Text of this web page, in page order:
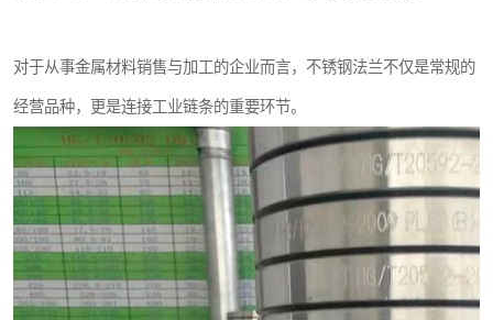
对于从事金属材料销售与加工的企业而言，不锈钢法兰不仅是常规的
经营品种，更是连接工业链条的重要环节。